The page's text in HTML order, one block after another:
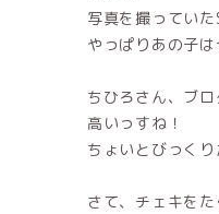
写真を撮ってい
やっぱりあの子
ちひろさん、ブ
高いっすね！
ちょいとびっく
さて、チェキを